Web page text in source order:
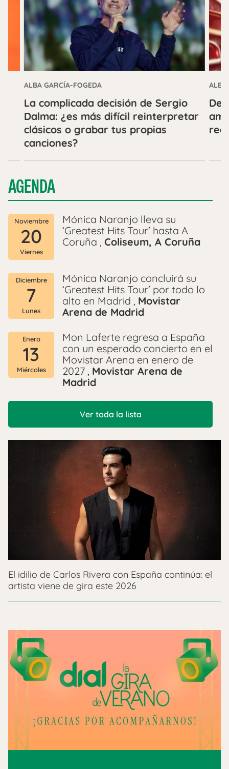
ALBA GARCÍA-FOGEDA
La complicada decisión de Sergio
Dalma: ¿es más difícil reinterpretar
clásicos o grabar tus propias
canciones?
ALBA
De
AGENDA
Noviembre
20
Viernes
Mónica Naranjo lleva su
‘Greatest Hits Tour’ hasta A
Coruña , Coliseum, A Coruña
Diciembre
7
Lunes
Mónica Naranjo concluirá su
‘Greatest Hits Tour’ por todo lo
alto en Madrid , Movistar
Arena de Madrid
Enero
13
Miércoles
Mon Laferte regresa a España
con un esperado concierto en el
Movistar Arena en enero de
2027 , Movistar Arena de
Madrid
Ver toda la lista
El idilio de Carlos Rivera con España continúa: el
artista viene de gira este 2026